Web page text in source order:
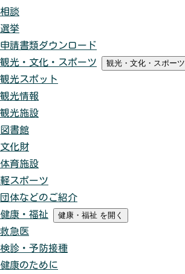
相談
選挙
申請書類ダウンロード
観光・文化・スポーツ
観光・文化・スポーツ
観光スポット
観光情報
観光施設
図書館
文化財
体育施設
軽スポーツ
団体などのご紹介
健康・福祉
健康・福祉 を開く
救急医
検診・予防接種
健康のために